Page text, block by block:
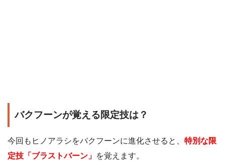
バクフーンが覚える限定技は？
今回もヒノアラシをバクフーンに進化させると、 特別な限
定技「ブラストバーン」 を覚えます。